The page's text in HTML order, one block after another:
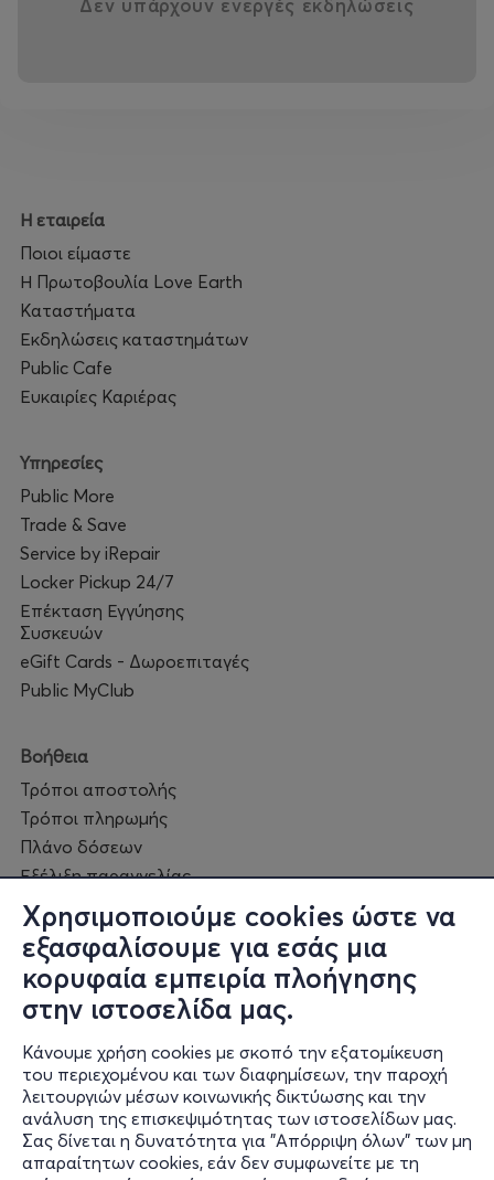
Χρησιμοποιούμε cookies ώστε να
εξασφαλίσουμε για εσάς μια
κορυφαία εμπειρία πλοήγησης
στην ιστοσελίδα μας.
Κάνουμε χρήση cookies με σκοπό την εξατομίκευση
του περιεχομένου και των διαφημίσεων, την παροχή
λειτουργιών μέσων κοινωνικής δικτύωσης και την
ανάλυση της επισκεψιμότητας των ιστοσελίδων μας.
Σας δίνεται η δυνατότητα για "Απόρριψη όλων" των μη
απαραίτητων cookies, εάν δεν συμφωνείτε με τη
Περισσότερες πληροφορίες για τα εργαστήρια
οικογένειας
https://kidinthefield.gr/ergastiria_oikogeneias/
Η τιμή του ατομικού εισιτηρίου για κάθε μικρό ή μεγάλο
συμμετέχοντα είναι 8€.
να συνοδεύονται από τουλάχιστον 1 ενήλικα.
Προϋπόθεση για τη συμμετοχή στη δράση αποτελεί η αγορά
Δεν υπάρχουν ενεργές εκδηλώσεις
Η εταιρεία
Ποιοι είμαστε
Η Πρωτοβουλία Love Earth
Καταστήματα
Εκδηλώσεις καταστημάτων
Public Cafe
Ευκαιρίες Καριέρας
Υπηρεσίες
Public More
Trade & Save
Service by iRepair
Locker Pickup 24/7
Επέκταση Εγγύησης
Συσκευών
eGift Cards - Δωροεπιταγές
Public MyClub
Βοήθεια
Τρόποι αποστολής
Τρόποι πληρωμής
Πλάνο δόσεων
Εξέλιξη παραγγελίας
Πορεία επισκευής
Συχνές ερωτήσεις και
επικοινωνία
Ο online κόσμος μας
Public GR
Public CY
Publicbusiness.gr
Public + home
Book Friends